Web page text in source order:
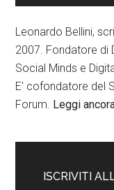
Leonardo Bellini,
2007. Fondatore di
Social Minds e
E' cofondatore del
Forum. Leggi
ISCRIVITI